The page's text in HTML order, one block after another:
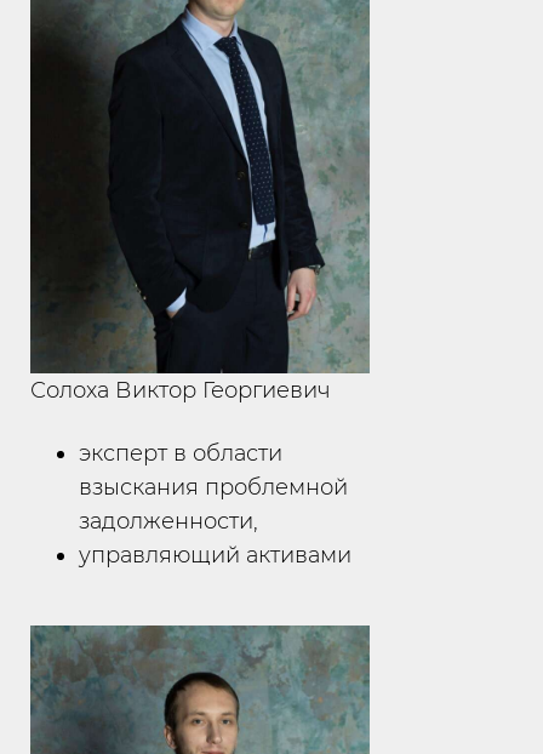
Солоха Виктор Георгиевич
эксперт в области
взыскания проблемной
задолженности,
управляющий активами